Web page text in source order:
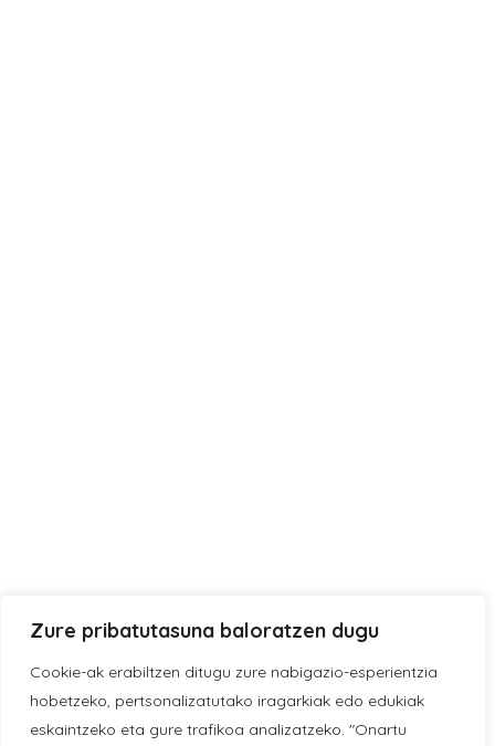
Zure pribatutasuna baloratzen dugu
Cookie-ak erabiltzen ditugu zure nabigazio-esperientzia
hobetzeko, pertsonalizatutako iragarkiak edo edukiak
eskaintzeko eta gure trafikoa analizatzeko. "Onartu